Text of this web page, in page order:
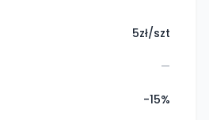
5zł/szt
—
-15%